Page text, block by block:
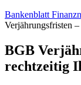
Bankenblatt
Verjährungsfristen
BGB
rechtzeitig